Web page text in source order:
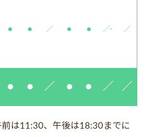
● ● ／ ● ● ／- ／
● ● ／ ● ● ／ ／
は11:30、午後は18:30までに